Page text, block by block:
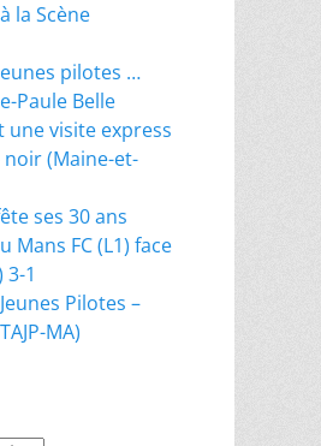
la Scène
pilotes …
Paule Belle
une visite express
(Maine-et-
ses 30 ans
Mans FC (L1) face
3-1
Pilotes –
MA)